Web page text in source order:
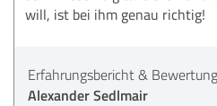
will, ist bei ihm genau richtig!
Erfahrungsbericht &
Alexander Sedlmair